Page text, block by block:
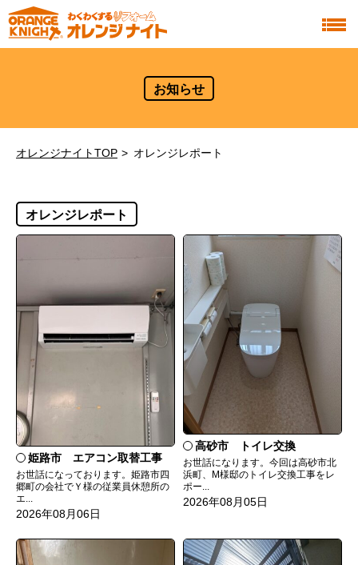
お知らせ
オレンジナイトTOP オレンジレポート
オレンジレポート
姫路市 エアコン取替工事
お世話になっております。姫路市四
郷町の会社でＹ様の従業員休憩所の
エ...
2026年08月06日
高砂市 トイレ交換
お世話になります。今回は高砂市北
浜町、M様邸のトイレ交換工事をレ
ポー...
2026年08月05日